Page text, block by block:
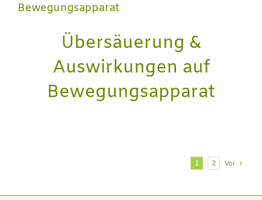
Bewegungsapparat
Übersäuerung &
Auswirkungen auf
Bewegungsapparat
1 2 Vor